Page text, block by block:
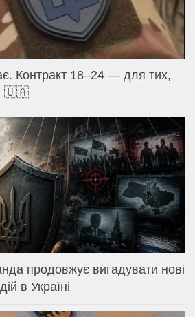
Контракт 18–24 — для тих,
🇺🇦
продовжує вигадувати нові
в Україні